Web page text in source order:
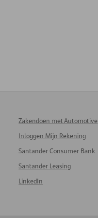
Zakendoen met Automotive
Inloggen Mijn Rekening
Santander Consumer Bank
Santander Leasing
LinkedIn